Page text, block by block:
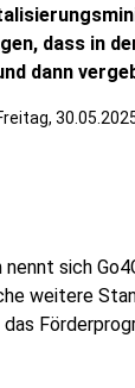
dass in
dann
nennt sich
weitere